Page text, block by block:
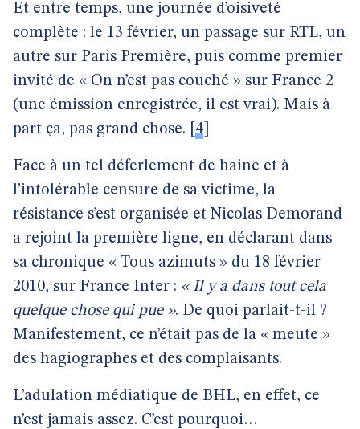
Et entre temps, une journée d’oisiveté
complète : le 13 février, un passage sur RTL, un
autre sur Paris Première, puis comme premier
invité de « On n’est pas couché » sur France 2
(une émission enregistrée, il est vrai). Mais à
part ça, pas grand chose.
4
Face à un tel déferlement de haine et à
l’intolérable censure de sa victime, la
résistance s’est organisée et Nicolas Demorand
a rejoint la première ligne, en déclarant dans
sa chronique « Tous azimuts » du 18 février
2010, sur France Inter : « Il y a dans tout cela
quelque chose qui pue ». De quoi parlait-t-il ?
Manifestement, ce n’était pas de la « meute »
des hagiographes et des complaisants.
L’adulation médiatique de BHL, en effet, ce
n’est jamais assez. C’est pourquoi…